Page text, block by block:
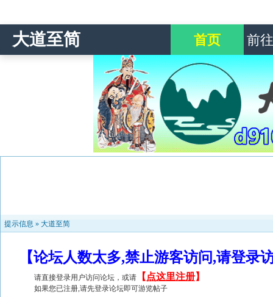
大道至简 首页 前
提示信息 » 大道至简
【论坛人数太多,禁止游客访问,请登
请直接登录用户访问论坛，或请 【 点这里注册】
如果您已注册,请先登录论坛即可游览帖子